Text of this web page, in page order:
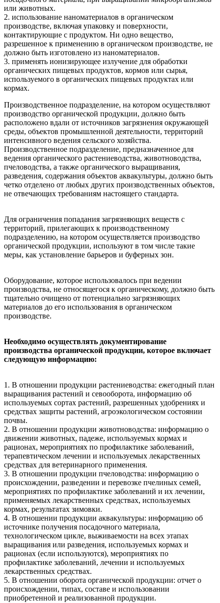
или животных.
2. использование наноматериалов в органическом
производстве, включая упаковку и поверхности,
контактирующие с продуктом. Ни одно вещество,
разрешенное к применению в органическом производстве, не
должно быть изготовлено из наноматериалов.
3. применять ионизирующее излучение для обработки
органических пищевых продуктов, кормов или сырья,
используемого в органических пищевых продуктах или
кормах.
Производственное подразделение, на котором осуществляют
производство органической продукции, должно быть
расположено вдали от источников загрязнения окружающей
среды, объектов промышленной деятельности, территорий
интенсивного ведения сельского хозяйства.
Производственное подразделение, предназначенное для
ведения органического растениеводства, животноводства,
пчеловодства, а также органического выращивания,
разведения, содержания объектов аквакультуры, должно быть
четко отделено от любых других производственных объектов,
не отвечающих требованиям настоящего стандарта.
Для ограничения попадания загрязняющих веществ с
территорий, прилегающих к производственному
подразделению, на котором осуществляется производство
органической продукции, используют в том числе такие
меры, как установление барьеров и буферных зон.
Оборудование, которое использовалось при ведении
производства, не относящегося к органическому, должно быть
тщательно очищено от потенциально загрязняющих
материалов до его использования в органическом
производстве.
Необходимо осуществлять документирование
производства органической продукции, которое включает
следующую информацию:
1. В отношении продукции растениеводства: ежегодный план
выращивания растений и севооборота, информацию об
используемых сортах растений, разрешенных удобрениях и
средствах защиты растений, агроэкологическом состоянии
почвы.
2. В отношении продукции животноводства: информацию о
движении животных, падеже, используемых кормах и
рационах, мероприятиях по профилактике заболеваний,
терапевтическом лечении и используемых лекарственных
средствах для ветеринарного применения.
3. В отношении продукции пчеловодства: информацию о
происхождении, разведении и перевозке пчелиных семей,
мероприятиях по профилактике заболеваний и их лечении,
применяемых лекарственных средствах, используемых
кормах, результатах зимовки.
4. В отношении продукции аквакультуры: информацию об
источнике получения посадочного материала,
технологическом цикле, выживаемости на всех этапах
выращивания или разведения, используемых кормах и
рационах (если используются), мероприятиях по
профилактике заболеваний, лечении и используемых
лекарственных средствах.
5. В отношении оборота органической продукции: отчет о
происхождении, типах, составе и использовании
приобретенной и реализованной продукции.